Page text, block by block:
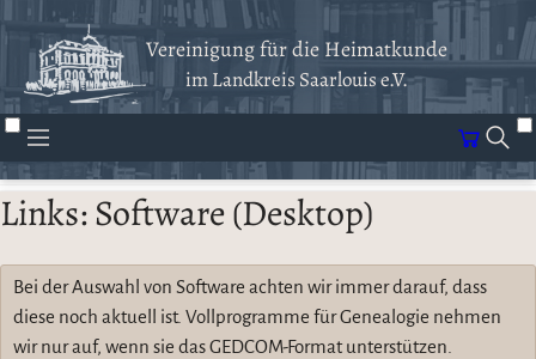
Vereinigung für die Heimatkunde
im Landkreis Saarlouis e.V.
Links: Software (Desktop)
Bei der Auswahl von Software achten wir immer darauf, dass
diese noch aktuell ist. Vollprogramme für Genealogie nehmen
wir nur auf, wenn sie das GEDCOM-Format unterstützen.